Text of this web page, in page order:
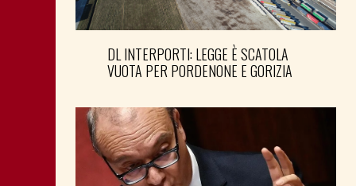
DL INTERPORTI: LEGGE È SCATOLA
VUOTA PER PORDENONE E GORIZIA